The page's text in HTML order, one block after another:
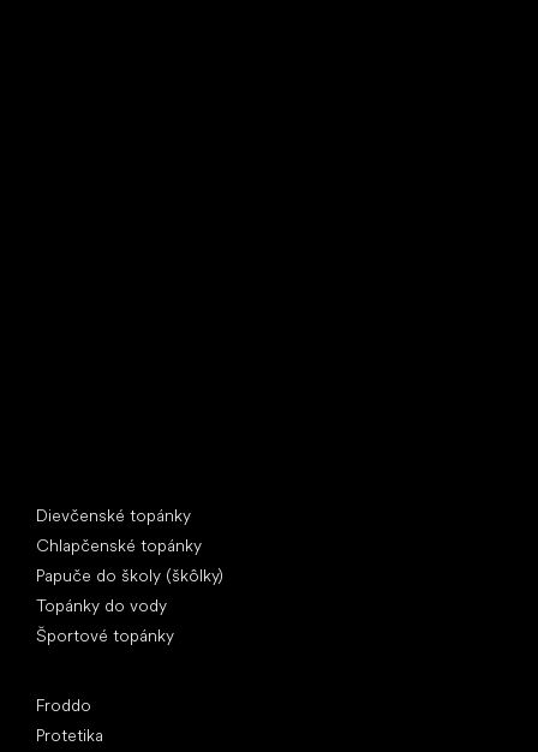
Dievčenské topánky
Chlapčenské topánky
Papuče do školy (škôlky)
Topánky do vody
Športové topánky
Froddo
Protetika